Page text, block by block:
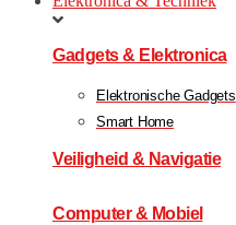
Gadgets & Elektronica
Elektronische Gadgets
Smart Home
Veiligheid & Navigatie
Computer & Mobiel